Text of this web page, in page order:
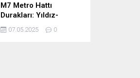
M7 Metro Hattı
Durakları: Yıldız-
Mahmutbey Metro Hattı
Güzergahı ve Sefer
07.05.2025 0